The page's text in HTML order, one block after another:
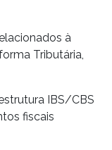
à
Tributária,
IBS/CBS
fiscais